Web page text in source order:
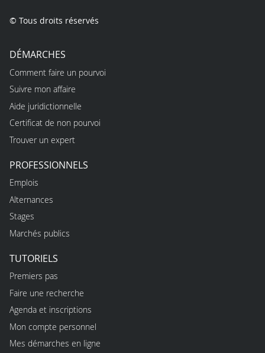
© Tous droits réservés
DÉMARCHES
Comment faire un pourvoi
Suivre mon affaire
Aide juridictionnelle
Certificat de non pourvoi
Trouver un expert
PROFESSIONNELS
Emplois
Alternances
Stages
Marchés publics
TUTORIELS
Premiers pas
Faire une recherche
Agenda et inscriptions
Mon compte personnel
Mes démarches en ligne